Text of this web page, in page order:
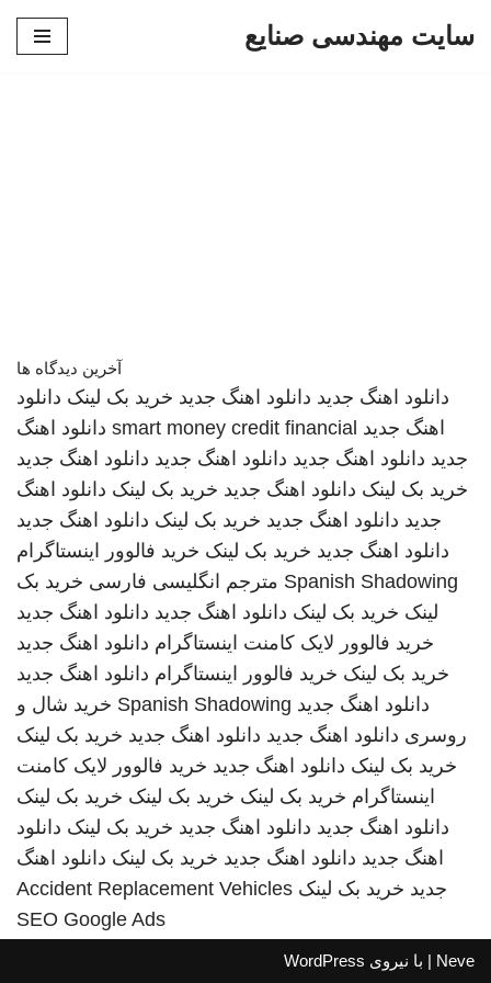
سایت مهندسی صنایع
آخرین دیدگاه ها
دانلود اهنگ جدید دانلود اهنگ جدید خرید بک لینک دانلود
اهنگ جدید smart money credit financial دانلود اهنگ
جدید دانلود اهنگ جدید دانلود اهنگ جدید دانلود اهنگ جدید
خرید بک لینک دانلود اهنگ جدید خرید بک لینک دانلود اهنگ
جدید دانلود اهنگ جدید خرید بک لینک دانلود اهنگ جدید
دانلود اهنگ جدید خرید بک لینک خرید فالوور اینستاگرام
Spanish Shadowing مترجم انگلیسی فارسی خرید بک
لینک خرید بک لینک دانلود اهنگ جدید دانلود اهنگ جدید
خرید فالوور لایک کامنت اینستاگرام دانلود اهنگ جدید
خرید بک لینک خرید فالوور اینستاگرام دانلود اهنگ جدید
دانلود اهنگ جدید Spanish Shadowing خرید شال و
روسری دانلود اهنگ جدید دانلود اهنگ جدید خرید بک لینک
خرید بک لینک دانلود اهنگ جدید خرید فالوور لایک کامنت
اینستاگرام خرید بک لینک خرید بک لینک خرید بک لینک
دانلود اهنگ جدید دانلود اهنگ جدید خرید بک لینک دانلود
اهنگ جدید دانلود اهنگ جدید خرید بک لینک دانلود اهنگ
جدید خرید بک لینک Accident Replacement Vehicles
SEO Google Ads
Neve | با نیروی WordPress